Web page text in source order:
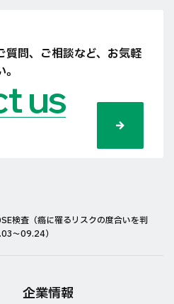
問、ご相談など、 お気軽
us
検査（癌に罹るリスクの度合いを判
〜09.24）
企業情報